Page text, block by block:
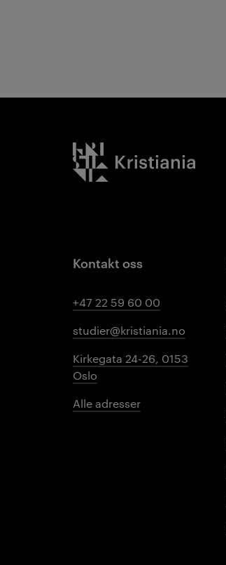
Kristiania logo
Kontakt oss
+47 22 59 60 00
studier@kristiania.no
Kirkegata 24-26, 0153
Oslo
Alle adresser